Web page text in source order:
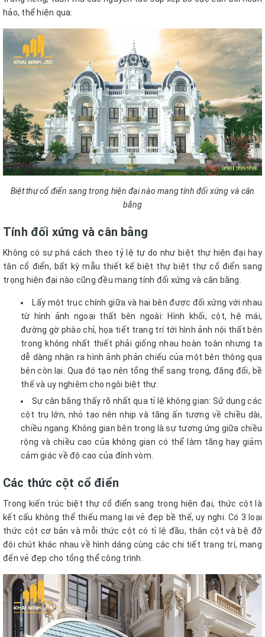
hảo, thể hiện qua:
Biệt thự cổ điển sang trọng hiện đại nào mang tính đối xứng và cân
bằng
Tính đối xứng và cân bằng
Không có sự phá cách theo tỷ lệ tự do như biệt thự hiện đại hay
tân cổ điển, bất kỳ mẫu thiết kế biệt thự biệt thự cổ điển sang
trọng hiện đại nào cũng đều mang tính đối xứng và cân bằng.
Lấy một trục chính giữa và hai bên được đối xứng với nhau
từ hình ảnh ngoại thất bên ngoài: Hình khối, cột, hệ mái,
đường gờ phào chỉ, họa tiết trang trí tới hình ảnh nội thất bên
trong không nhất thiết phải giống nhau hoàn toàn nhưng ta
dễ dàng nhận ra hình ảnh phản chiếu của một bên thông qua
bên còn lại. Qua đó tạo nên tổng thể sang trọng, đăng đối, bề
thế và uy nghiêm cho ngôi biệt thự.
Sự cân bằng thấy rõ nhất qua tỉ lệ không gian: Sử dụng các
cột trụ lớn, nhỏ tạo nên nhịp và tăng ấn tượng về chiều dài,
chiều ngang. Không gian bên trong là sự tương ứng giữa chiều
rộng và chiều cao của không gian có thể làm tăng hay giảm
cảm giác về độ cao của đỉnh vòm.
Các thức cột cổ điển
Trong kiến trúc biệt thự cổ điển sang trọng hiện đại, thức cột là
kết cấu không thể thiếu mang lại vẻ đẹp bề thế, uy nghi. Có 3 loại
thức cột cơ bản và mỗi thức cột có tỉ lệ đầu, thân cột và bệ đỡ
đôi chút khác nhau về hình dáng cùng các chi tiết trang trí, mang
đến vẻ đẹp cho tổng thể công trình.